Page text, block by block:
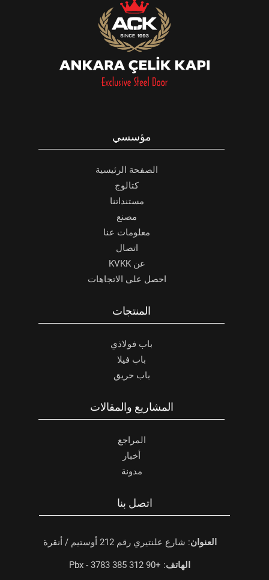
مؤسسي
الصفحة الرئيسية
كتالوج
مستنداتنا
مصنع
معلومات عنا
اتصال
عن KVKK
احصل على الاتجاهات
المنتجات
باب فولاذي
باب فيلا
باب حريق
المشاريع والمقالات
المراجع
أخبار
مدونة
اتصل بنا
العنوان: شارع علنتيري رقم 212 أوستيم / أنقرة
الهاتف: +90 312 385 3783 - Pbx